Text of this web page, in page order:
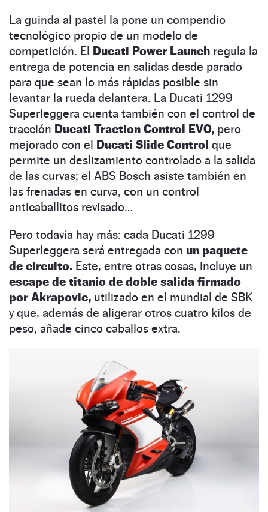
La guinda al pastel la pone un compendio
tecnológico propio de un modelo de
competición. El Ducati Power Launch regula la
entrega de potencia en salidas desde parado
para que sean lo más rápidas posible sin
levantar la rueda delantera. La Ducati 1299
Superleggera cuenta también con el control de
tracción Ducati Traction Control EVO, pero
mejorado con el Ducati Slide Control que
permite un deslizamiento controlado a la salida
de las curvas; el ABS Bosch asiste también en
las frenadas en curva, con un control
anticaballitos revisado…
Pero todavía hay más: cada Ducati 1299
Superleggera será entregada con un paquete
de circuito. Este, entre otras cosas, incluye un
escape de titanio de doble salida firmado
por Akrapovic, utilizado en el mundial de SBK
y que, además de aligerar otros cuatro kilos de
peso, añade cinco caballos extra.